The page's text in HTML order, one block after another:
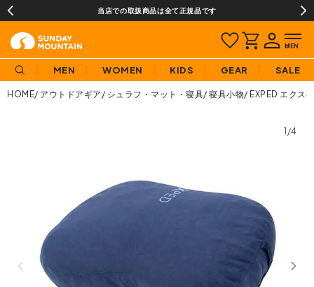
当店での取扱商品は全て正規品です
MEN WOMEN KIDS GEAR SALE
HOME アウトドアギア シュラフ・マット・寝具 寝具小物 EXPED エクス
1/4